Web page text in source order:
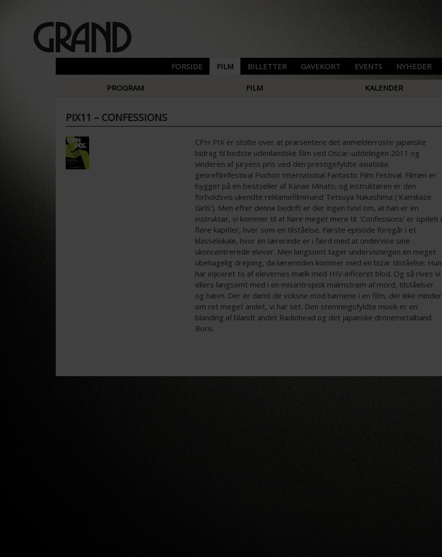
FORSIDE FILM BILLETTER GAVEKORT EVENTS NYHEDER
PROGRAM FILM KALENDER
PIX11 – CONFESSIONS
CPH PIX er stolte over at præsentere det anmelderroste japanske
bidrag til bedste udenlandske film ved Oscar-uddelingen 2011 og
vinderen af juryens pris ved den prestigefyldte asiatiske
genrefilmfestival Puchon International Fantastic Film Festival. Filmen er
bygget på en bestseller af Kanae Minato, og instruktøren er den
forholdsvis ukendte reklamefilmmand Tetsuya Nakashima (‘Kamikaze
Girls’). Men efter denne bedrift er der ingen tvivl om, at han er en
instruktør, vi kommer til at høre meget mere til. ‘Confessions’ er opdelt i
flere kapitler, hver som en tilståelse. Første episode foregår i et
klasselokale, hvor en lærerinde er i færd med at undervise sine
ukoncentrerede elever. Men langsomt tager undervisningen en meget
ubehagelig drejning, da lærerinden kommer med en bizar tilståelse: Hun
har injiceret to af elevernes mælk med HIV-inficeret blod. Og så rives vi
ellers langsomt med i en misantropisk malmstrøm af mord, tilståelser
og hævn. Der er dømt de voksne mod børnene i en film, der ikke minder
om ret meget andet, vi har set. Den stemningsfyldte musik er en
blanding af blandt andet Radiohead og det japanske dronemetalband
Boris.